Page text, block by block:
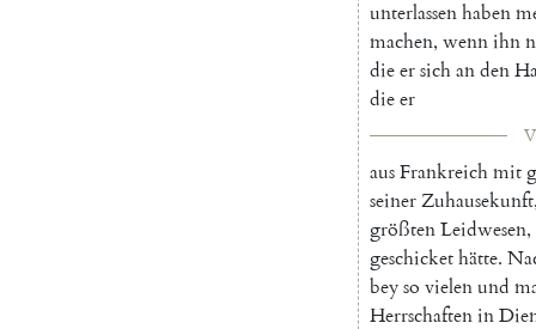
unterlassenhaben
machen, wennihn
dieersichanden
dieer
ausFrankreichmit
seinerZuhausekunft
größtenLeidwesen,
geschickethätte.
beyso vielenund
Herrschaftenin